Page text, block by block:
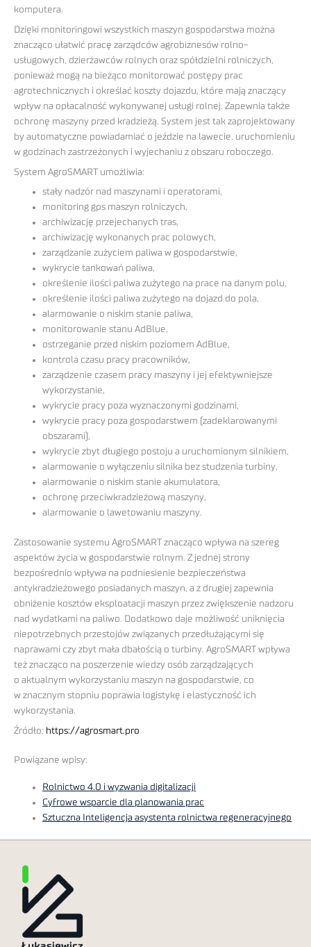
komputera.
Dzięki monitoringowi wszystkich maszyn gospodarstwa można
znacząco ułatwić pracę zarządców agrobiznesów rolno-
usługowych, dzierżawców rolnych oraz spółdzielni rolniczych,
ponieważ mogą na bieżąco monitorować postępy prac
agrotechnicznych i określać koszty dojazdu, które mają znaczący
wpływ na opłacalność wykonywanej usługi rolnej. Zapewnia także
ochronę maszyny przed kradzieżą. System jest tak zaprojektowany
by automatyczne powiadamiać o jeździe na lawecie, uruchomieniu
w godzinach zastrzeżonych i wyjechaniu z obszaru roboczego.
System AgroSMART umożliwia:
stały nadzór nad maszynami i operatorami,
monitoring gps maszyn rolniczych,
archiwizację przejechanych tras,
archiwizację wykonanych prac polowych,
zarządzanie zużyciem paliwa w gospodarstwie,
wykrycie tankowań paliwa,
określenie ilości paliwa zużytego na prace na danym polu,
określenie ilości paliwa zużytego na dojazd do pola,
alarmowanie o niskim stanie paliwa,
monitorowanie stanu AdBlue,
ostrzeganie przed niskim poziomem AdBlue,
kontrola czasu pracy pracowników,
zarządzenie czasem pracy maszyny i jej efektywniejsze
wykorzystanie,
wykrycie pracy poza wyznaczonymi godzinami,
wykrycie pracy poza gospodarstwem (zadeklarowanymi
obszarami),
wykrycie zbyt długiego postoju a uruchomionym silnikiem,
alarmowanie o wyłączeniu silnika bez studzenia turbiny,
alarmowanie o niskim stanie akumulatora,
ochronę przeciwkradzieżową maszyny,
alarmowanie o lawetowaniu maszyny.
Zastosowanie systemu AgroSMART znacząco wpływa na szereg
aspektów życia w gospodarstwie rolnym. Z jednej strony
bezpośrednio wpływa na podniesienie bezpieczeństwa
antykradzieżowego posiadanych maszyn, a z drugiej zapewnia
obniżenie kosztów eksploatacji maszyn przez zwiększenie nadzoru
nad wydatkami na paliwo. Dodatkowo daje możliwość uniknięcia
niepotrzebnych przestojów związanych przedłużającymi się
naprawami czy zbyt mała dbałością o turbiny. AgroSMART wpływa
też znacząco na poszerzenie wiedzy osób zarządzających
o aktualnym wykorzystaniu maszyn na gospodarstwie, co
w znacznym stopniu poprawia logistykę i elastyczność ich
wykorzystania.
Źródło: https://agrosmart.pro
Powiązane wpisy:
Rolnictwo 4.0 i wyzwania digitalizacji
Cyfrowe wsparcie dla planowania prac
Sztuczna Inteligencja asystenta rolnictwa regeneracyjnego